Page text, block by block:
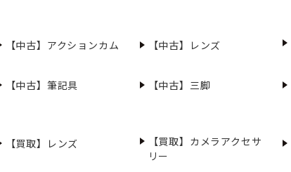
【中古】アクションカム 【中古】レンズ
【中古】筆記具 【中古】三脚
【買取】レンズ
【買取】カメラアクセサ
リー